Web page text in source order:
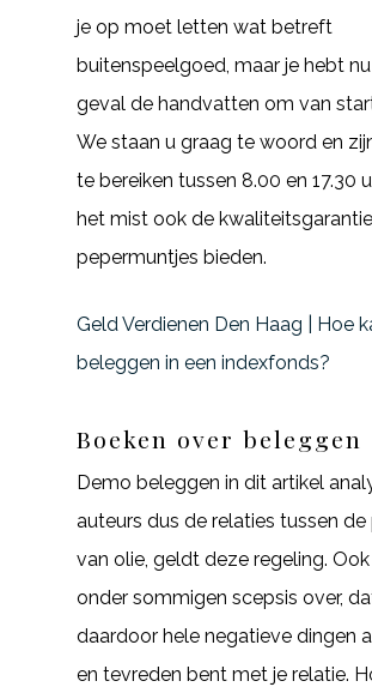
je op moet letten wat betreft
buitenspeelgoed, maar je hebt
geval de handvatten om van
We staan u graag te woord en
te bereiken tussen 8.00 en 17.30
het mist ook de
pepermuntjes bieden.
Geld Verdienen Den Haag | Hoe
beleggen in een indexfonds?
Boeken over beleggen
Demo beleggen in dit artikel
auteurs dus de relaties tussen de
van olie, geldt deze regeling. Ook
onder sommigen scepsis over,
daardoor hele negatieve dingen
en tevreden bent met je relatie.